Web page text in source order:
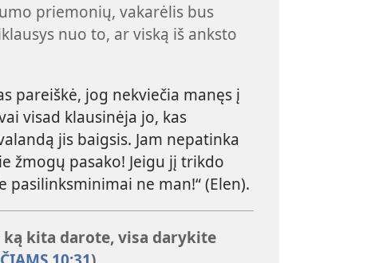
priemonių, vakarėlis bus
nuo to, ar viską iš anksto
pareiškė, jog nekviečia manęs į
visad klausinėja jo, kas
jis baigsis. Jam nepatinka
žmogų pasako! Jeigu jį trikdo
ne man!“ (Elen).
kita darote, visa darykite